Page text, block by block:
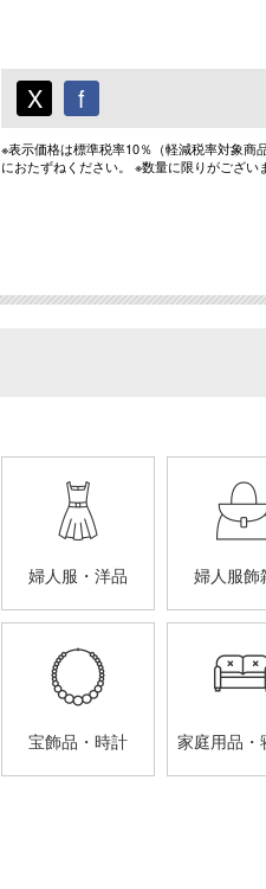
X f
※表示価格は標準税率10％（軽減税率対象商
におたずねください。 ※数量に限りがござい
婦人服・洋品 婦人服飾
宝飾品・時計 家庭用品・